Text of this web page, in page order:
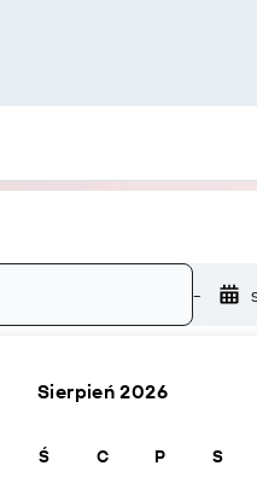
-
Sierpień 2026
Ś C P S